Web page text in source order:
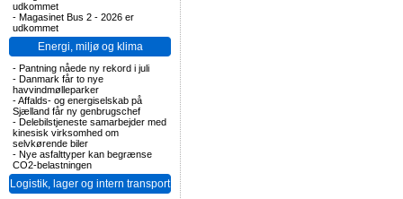
udkommet
- Magasinet Bus 2 - 2026 er
udkommet
Energi, miljø og klima
- Pantning nåede ny rekord i juli
- Danmark får to nye
havvindmølleparker
-Affalds- og energiselskab på
Sjælland får ny genbrugschef
- Delebilstjeneste samarbejder med
kinesisk virksomhed om
selvkørende biler
- Nye asfalttyper kan begrænse
CO2-belastningen
Logistik, lager og intern transport